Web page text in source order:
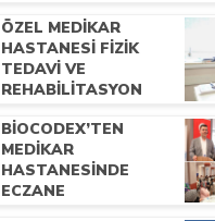
ÖZEL MEDİKAR
HASTANESİ FİZİK
TEDAVİ VE
REHABİLİTASYON
NECDET ÇATALBAŞ
İLE RÖPORTAJ
BİOCODEX’TEN
MEDİKAR
HASTANESİNDE
ECZANE